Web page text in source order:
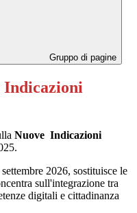
Gruppo di pagine
Indicazioni
Nuove Indicazioni
2026, sostituisce le
sull'integrazione tra
digitali e cittadinanza